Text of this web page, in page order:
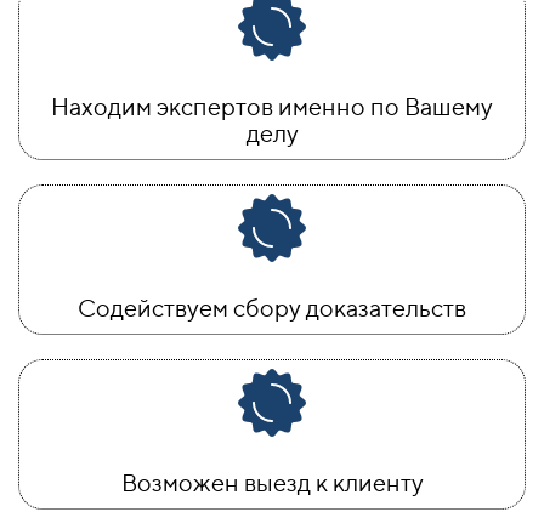
Находим экспертов именно по Вашему
делу
Содействуем сбору доказательств
Возможен выезд к клиенту